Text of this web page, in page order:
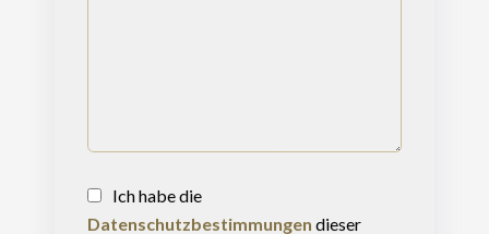
Ich habe die
Datenschutzbestimmungen dieser